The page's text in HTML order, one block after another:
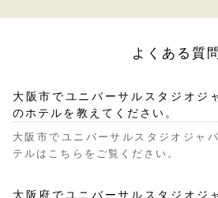
よくある質問
大阪市でユニバーサルスタジオジ
のホテルを教えてください。
大阪市でユニバーサルスタジオジャ
テルはこちらをご覧ください。
大阪府でユニバーサルスタジオジ